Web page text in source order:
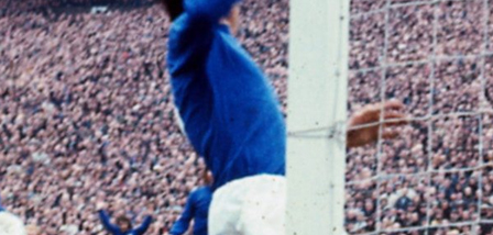
Old Firm blog
Kordon nélkül